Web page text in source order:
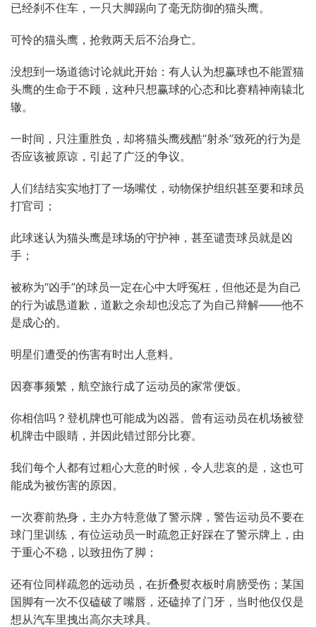
已经刹不住车，一只大脚踢向了毫无防御的猫头鹰。
可怜的猫头鹰，抢救两天后不治身亡。
没想到一场道德讨论就此开始：有人认为想赢球也不能置猫
头鹰的生命于不顾，这种只想赢球的心态和比赛精神南辕北
辙。
一时间，只注重胜负，却将猫头鹰残酷“射杀”致死的行为是
否应该被原谅，引起了广泛的争议。
人们结结实实地打了一场嘴仗，动物保护组织甚至要和球员
打官司；
此球迷认为猫头鹰是球场的守护神，甚至谴责球员就是凶
手；
被称为“凶手”的球员一定在心中大呼冤枉，但他还是为自己
的行为诚恳道歉，道歉之余却也没忘了为自己辩解——他不
是成心的。
明星们遭受的伤害有时出人意料。
因赛事频繁，航空旅行成了运动员的家常便饭。
你相信吗？登机牌也可能成为凶器。曾有运动员在机场被登
机牌击中眼睛，并因此错过部分比赛。
我们每个人都有过粗心大意的时候，令人悲哀的是，这也可
能成为被伤害的原因。
一次赛前热身，主办方特意做了警示牌，警告运动员不要在
球门里训练，有位运动员一时疏忽正好踩在了警示牌上，由
于重心不稳，以致扭伤了脚；
还有位同样疏忽的远动员，在折叠熨衣板时肩膀受伤；某国
国脚有一次不仅磕破了嘴唇，还磕掉了门牙，当时他仅仅是
想从汽车里拽出高尔夫球具。